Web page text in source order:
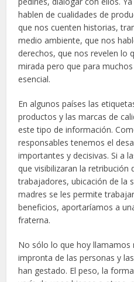
hablen de cualidades de
que nos cuenten historias,
medio ambiente, que nos
derechos, que nos revelen lo
mirada pero que para
esencial.
En algunos países las
productos y las marcas de
este tipo de información.
responsables tenemos el
importantes y decisivas. Si a
que visibilizaran la retribución
trabajadores, ubicación de la
madres se les permite
beneficios, aportaríamos a
fraterna.
No sólo lo que hoy llamamos
impronta de las personas y
han gestado. El peso, la